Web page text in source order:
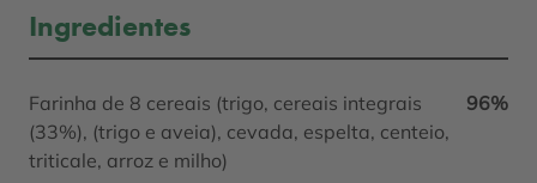
Ingredientes
Farinha de 8 cereais (trigo, cereais integrais
(33%), (trigo e aveia), cevada, espelta, centeio,
triticale, arroz e milho)
96%